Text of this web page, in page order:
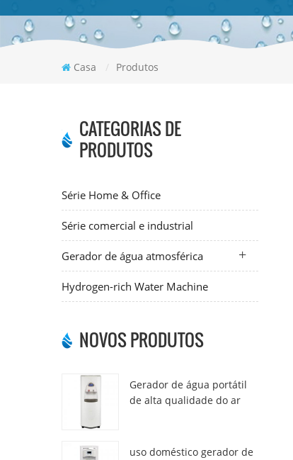
Casa / Produtos
CATEGORIAS DE
PRODUTOS
Série Home & Office
Série comercial e industrial
Gerador de água atmosférica
Hydrogen-rich Water Machine
NOVOS PRODUTOS
Gerador de água portátil
de alta qualidade do ar
uso doméstico gerador de